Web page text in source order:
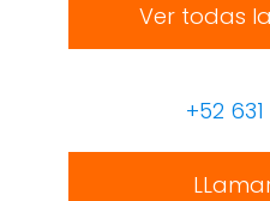
Ver todas
+52 631